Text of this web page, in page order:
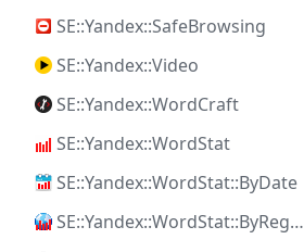
SE::Yandex::SafeBrowsing
SE::Yandex::Video
SE::Yandex::WordCraft
SE::Yandex::WordStat
SE::Yandex::WordStat::ByDate
SE::Yandex::WordStat::ByRegion